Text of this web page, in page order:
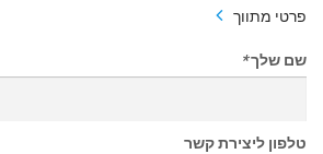
פרטי מתווך
שם שלך*
טלפון ליצירת קשר